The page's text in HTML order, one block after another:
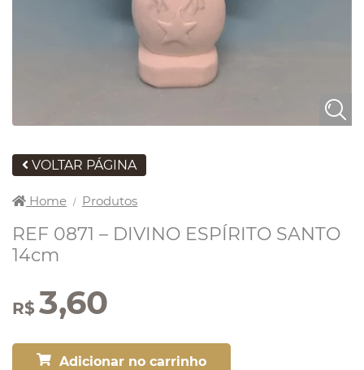
VOLTAR PÁGINA
Home / Produtos
REF 0871 – DIVINO ESPÍRITO SANTO
14cm
R$ 3,60
Adicionar no carrinho